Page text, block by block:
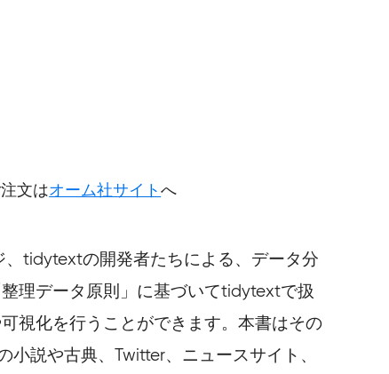
文はオーム社サイトへ
、tidytextの開発者たちによる、データ分
理データ原則」に基づいてtidytextで扱
視化を行うことができます。本書はその
説や古典、Twitter、ニュースサイト、